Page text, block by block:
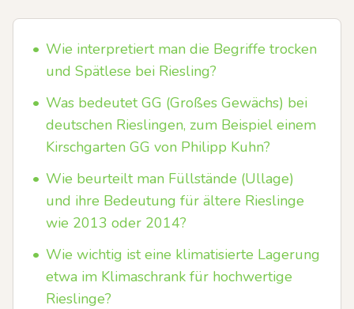
• Wie interpretiert man die Begriffe trocken
und Spätlese bei Riesling?
• Was bedeutet GG (Großes Gewächs) bei
deutschen Rieslingen, zum Beispiel einem
Kirschgarten GG von Philipp Kuhn?
• Wie beurteilt man Füllstände (Ullage)
und ihre Bedeutung für ältere Rieslinge
wie 2013 oder 2014?
• Wie wichtig ist eine klimatisierte Lagerung
etwa im Klimaschrank für hochwertige
Rieslinge?